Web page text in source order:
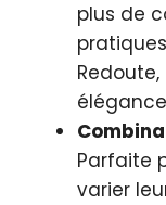
plus de
Parfaite
varier